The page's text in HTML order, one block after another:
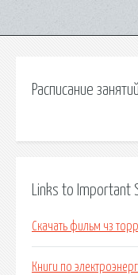
Расписание
Links to Important
Скачать фильм чз
Книги по